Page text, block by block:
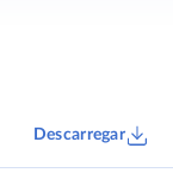
Descarregar